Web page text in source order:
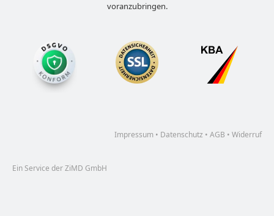
voranzubringen.
Impressum • Datenschutz • AGB • Widerruf
Ein Service der ZiMD GmbH